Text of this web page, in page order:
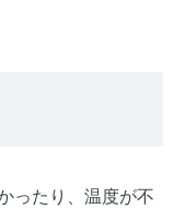
ったり、温度が不